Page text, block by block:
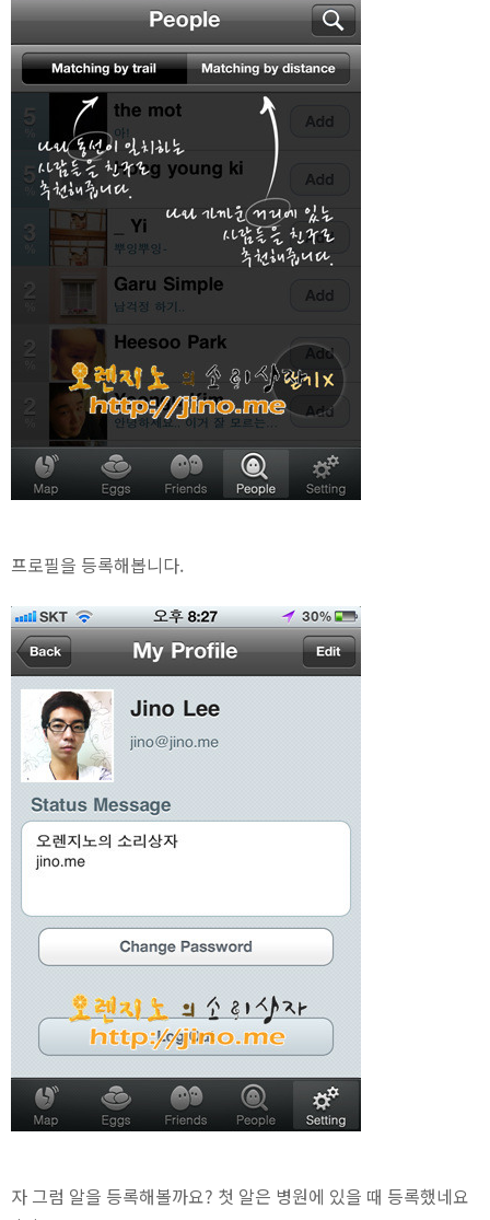
프로필을 등록해봅니다.
자 그럼 알을 등록해볼까요? 첫 알은 병원에 있을 때 등록했네요